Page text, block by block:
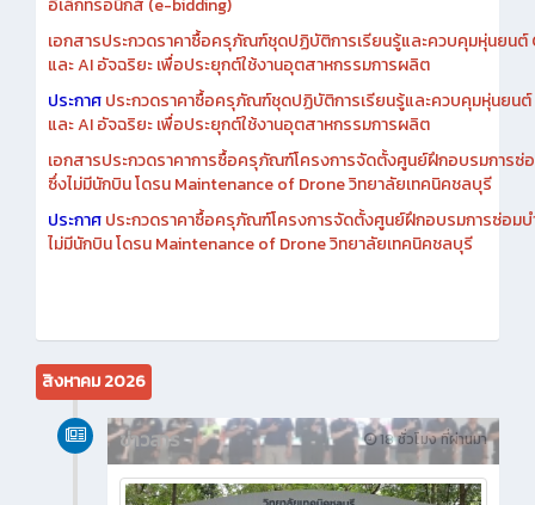
ประกาศประกวดราคาซื้อครุภัณฑ์เครื่องแมชชีนนิ่งเซ็กเตอร์ พร้อมอุปก
อิเล็กทรอนิกส์ (e-bidding)
เอกสารประกวดราคาซื้อครุภัณฑ์ชุดปฏิบัติการเรียนรู้และควบคุมหุ่นยน
และ AI อัจฉริยะ เพื่อประยุกต์ใช้งานอุตสาหกรรมการผลิต
ประกาศประกวดราคาซื้อครุภัณฑ์ชุดปฏิบัติการเรียนรู้และควบคุมหุ่นยน
และ AI อัจฉริยะ เพื่อประยุกต์ใช้งานอุตสาหกรรมการผลิต
เอกสารประกวดราคาการซื้อครุภัณฑ์โครงการจัดตั้งศูนย์ฝึกอบรมการซ่
ซึ่งไม่มีนักบิน โดรน Maintenance of Drone วิทยาลัยเทคนิคชลบุรี
ประกาศประกวดราคาซื้อครุภัณฑ์โครงการจัดตั้งศูนย์ฝึกอบรมการซ่อมบ
สิงหาคม 2026
18 ชั่วโมง ที่ผ่านมา
ข่าวสาร